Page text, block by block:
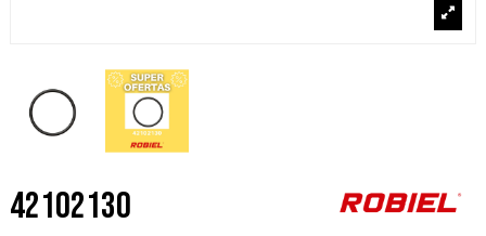
42102130